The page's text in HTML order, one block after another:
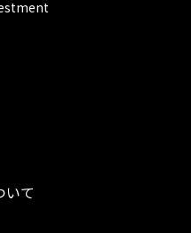
いて